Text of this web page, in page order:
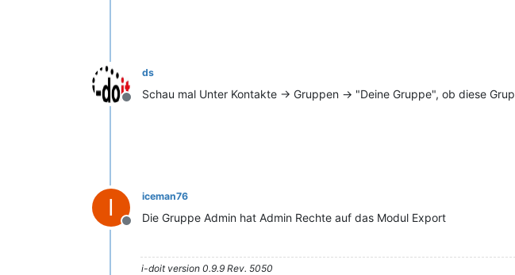
Offline
ds
Schau mal Unter Kontakte -> Gruppen -> "Deine Gruppe", ob diese
I
Offline
iceman76
Die Gruppe Admin hat Admin Rechte auf das Modul Export
i-doit version 0.9.9 Rev. 5050